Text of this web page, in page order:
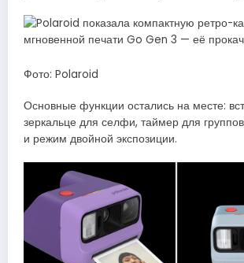
Фото: Polaroid
Основные функции остались на месте:
зеркальце для селфи, таймер для
и режим двойной экспозиции.